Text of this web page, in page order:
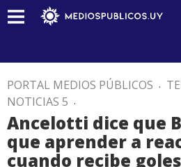
PORTAL MEDIOS PÚBLICOS .
NOTICIAS 5 .
Ancelotti dice que
que aprender a
cuando recibe goles